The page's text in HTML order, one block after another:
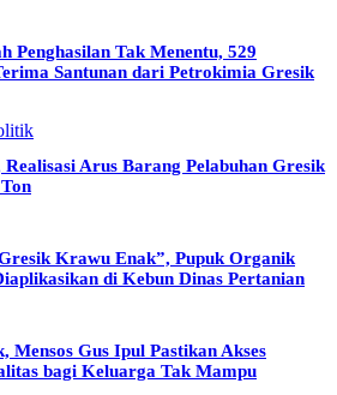
Penghasilan Tak Menentu, 529
Santunan dari Petrokimia Gresik
Arus Barang Pelabuhan Gresik
Krawu Enak”, Pupuk Organik
di Kebun Dinas Pertanian
Mensos Gus Ipul Pastikan Akses
bagi Keluarga Tak Mampu